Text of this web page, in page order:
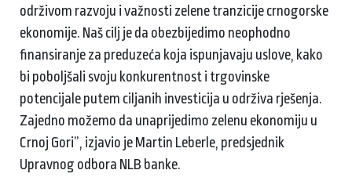
održivom razvoju i važnosti zelene tranzicije crnogorske
ekonomije. Naš cilj je da obezbijedimo neophodno
finansiranje za preduzeća koja ispunjavaju uslove, kako
bi poboljšali svoju konkurentnost i trgovinske
potencijale putem ciljanih investicija u održiva rješenja.
Zajedno možemo da unaprijedimo zelenu ekonomiju u
Crnoj Gori”, izjavio je Martin Leberle, predsjednik
Upravnog odbora NLB banke.